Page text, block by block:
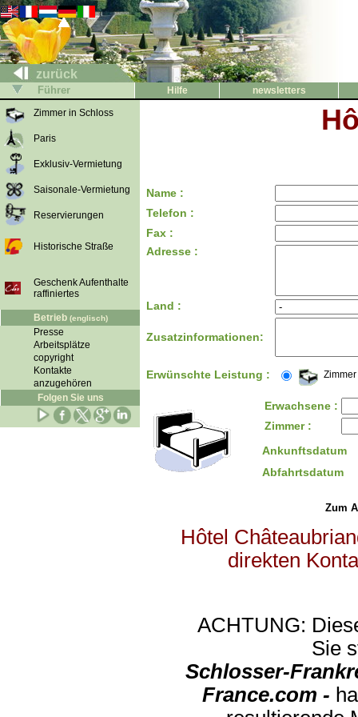
zurück
Führer Hilfe
newsletters
Zimmer in Schloss
Paris
Exklusiv-Vermietung
Saisonale-Vermietung
Reservierungen
Historische Straße
Geschenk Aufenthalte
raffiniertes
Betrieb (englisch)
Presse
Arbeitsplätze
copyright
Kontakte
anzugehören
Folgen Sie uns
Name :
Telefon :
Fax :
Adresse :
Land :
Zusatzinformationen:
Erwünschte Leistung : Zimmer
Erwachsene :
Zimmer :
Ankunftsdatum
Abfahrtsdatum
Zum
Hôtel
direkten
ACHTUNG:
Sie
Schlosser-
France.com -